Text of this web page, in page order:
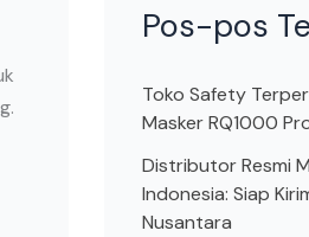
Pos-pos
Toko Safety
Masker RQ1000
Distributor Resmi
Indonesia: Siap
Nusantara